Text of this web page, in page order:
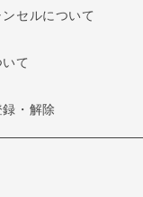
セルについて
て
・解除